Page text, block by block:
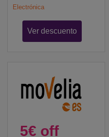
Electrónica
Ver descuento
5€ off